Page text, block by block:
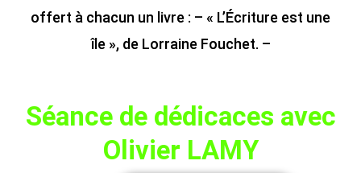
offert à chacun un livre : – « L’Écriture est une
île », de Lorraine Fouchet. –
Séance de dédicaces avec
Olivier LAMY